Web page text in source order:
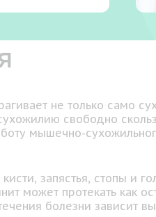
не только само
свободно
мышечно-
запястья, стопы и
может протекать как
болезни зависит